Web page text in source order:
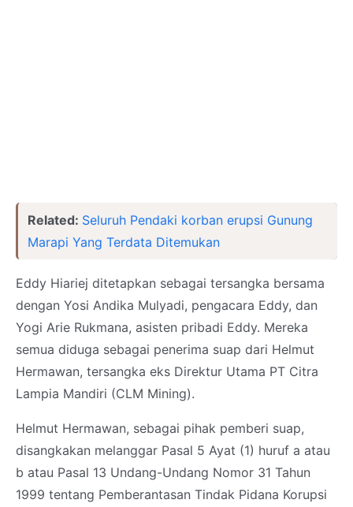
Related: Seluruh Pendaki korban erupsi Gunung
Marapi Yang Terdata Ditemukan
Eddy Hiariej ditetapkan sebagai tersangka bersama
dengan Yosi Andika Mulyadi, pengacara Eddy, dan
Yogi Arie Rukmana, asisten pribadi Eddy. Mereka
semua diduga sebagai penerima suap dari Helmut
Hermawan, tersangka eks Direktur Utama PT Citra
Lampia Mandiri (CLM Mining).
Helmut Hermawan, sebagai pihak pemberi suap,
disangkakan melanggar Pasal 5 Ayat (1) huruf a atau
b atau Pasal 13 Undang-Undang Nomor 31 Tahun
1999 tentang Pemberantasan Tindak Pidana Korupsi